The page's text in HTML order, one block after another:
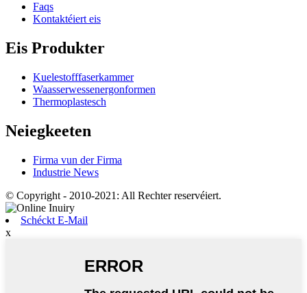
Faqs
Kontaktéiert eis
Eis Produkter
Kuelestofffaserkammer
Waasserwessenergonformen
Thermoplastesch
Neiegkeeten
Firma vun der Firma
Industrie News
© Copyright - 2010-2021: All Rechter reservéiert.
Schéckt E-Mail
x